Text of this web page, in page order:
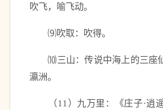
吹飞，喻飞动。
⑼吹取：吹得。
⑽三山：传说中海上的三座仙
瀛洲。
（11）九万里：《庄子·逍